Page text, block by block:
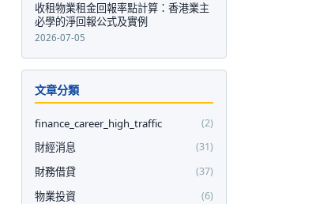
收租物業租金回報率點計算：香港業主
必學的淨回報公式及實例
2026-07-05
文章分類
finance_career_high_traffic (2)
財經消息 (31)
財務借貸 (37)
物業投資 (6)